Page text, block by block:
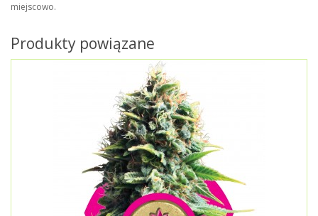
miejscowo.
Produkty powiązane